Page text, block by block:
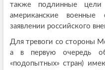
также подлинные
американские
заявлении российского
Для тревоги со стороны
а в первую очередь
«подопытных» стран)